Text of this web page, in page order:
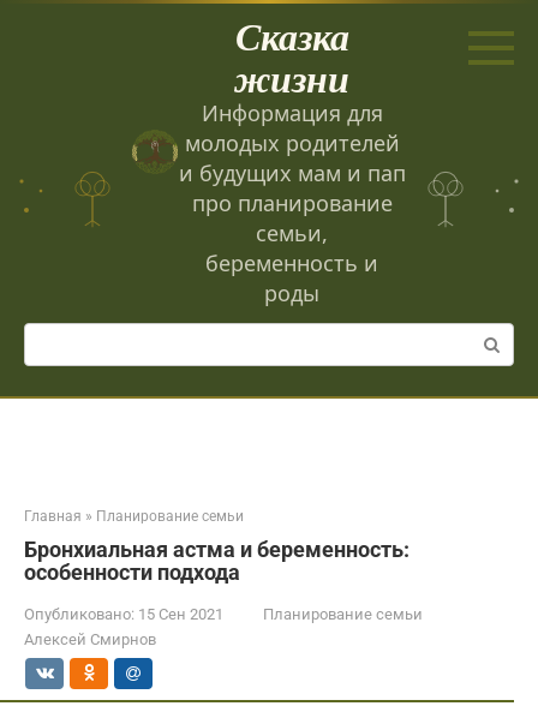
Сказка
жизни
Информация для
молодых родителей
и будущих мам и пап
про планирование
семьи,
беременность и
роды
Поиск:
Главная » Планирование семьи
Бронхиальная астма и беременность:
особенности подхода
Опубликовано: 15 Сен 2021
Планирование семьи
Алексей Смирнов